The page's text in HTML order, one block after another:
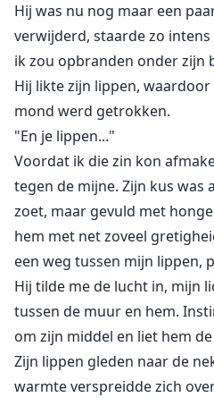
Hij was nu nog maar een
verwijderd, staarde zo
ik zou opbranden onder zijn
Hij likte zijn lippen,
mond werd getrokken.
"En je lippen..."
Voordat ik die zin kon
tegen de mijne. Zijn kus was
zoet, maar gevuld met
hem met net zoveel
een weg tussen mijn lippen,
Hij tilde me de lucht in, mijn
tussen de muur en hem.
om zijn middel en liet hem
Zijn lippen gleden naar de
warmte verspreidde zich